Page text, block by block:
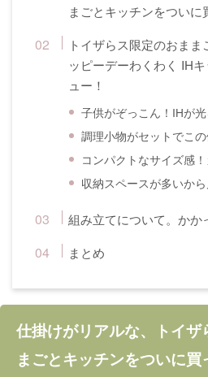
まごとキッチンをついに
トイザらス限定のおま
ッピーデーわくわく IH
ュー！
子供がぞっこん！IHが
調理小物がセットでこ
コンパクトなサイズ感
収納スペースが多いか
組み立てについて。かか
まとめ
仕掛けがリアルな、トイザ
まごとキッチンをついに買